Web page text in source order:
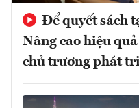
Để quyết sách
Nâng cao hiệu
chủ trương phát